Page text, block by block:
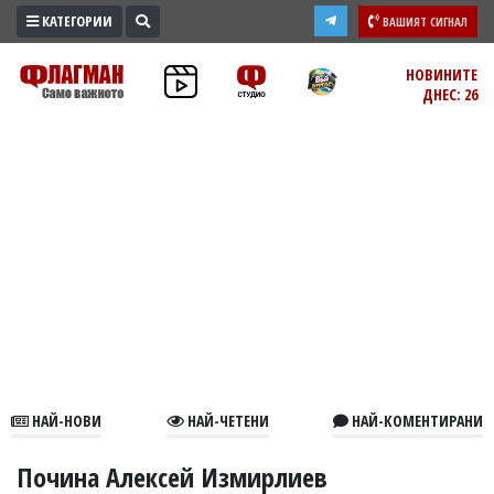
ПРОМО
ЗОНА
В
КАТЕГОРИИ ВАШИЯТ СИГНАЛ
НОВИНИТЕ
ДНЕС: 26
НАЙ-НОВИ НАЙ-ЧЕТЕНИ НАЙ-КОМЕНТИРАНИ
Почина Алексей Измирлиев